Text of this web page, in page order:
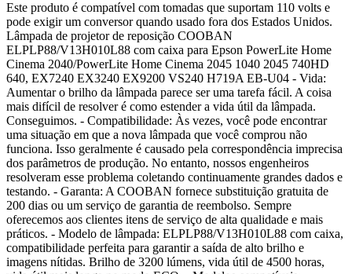
Este produto é compatível com tomadas que suportam 110 volts e
pode exigir um conversor quando usado fora dos Estados Unidos.
Lâmpada de projetor de reposição COOBAN
ELPLP88/V13H010L88 com caixa para Epson PowerLite Home
Cinema 2040/PowerLite Home Cinema 2045 1040 2045 740HD
640, EX7240 EX3240 EX9200 VS240 H719A EB-U04 - Vida:
Aumentar o brilho da lâmpada parece ser uma tarefa fácil. A coisa
mais difícil de resolver é como estender a vida útil da lâmpada.
Conseguimos. - Compatibilidade: Às vezes, você pode encontrar
uma situação em que a nova lâmpada que você comprou não
funciona. Isso geralmente é causado pela correspondência imprecisa
dos parâmetros de produção. No entanto, nossos engenheiros
resolveram esse problema coletando continuamente grandes dados e
testando. - Garanta: A COOBAN fornece substituição gratuita de
200 dias ou um serviço de garantia de reembolso. Sempre
oferecemos aos clientes itens de serviço de alta qualidade e mais
práticos. - Modelo de lâmpada: ELPLP88/V13H010L88 com caixa,
compatibilidade perfeita para garantir a saída de alto brilho e
imagens nítidas. Brilho de 3200 lúmens, vida útil de 4500 horas,